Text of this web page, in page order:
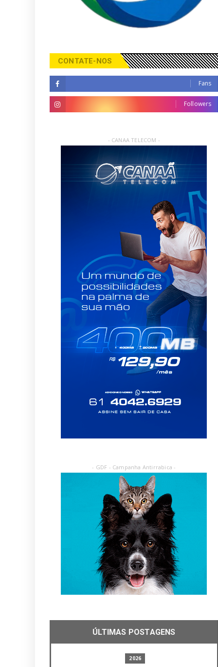
CONTATE-NOS
Fans
Followers
- CANAA TELECOM -
- GDF - Campanha Antirrabica -
ÚLTIMAS POSTAGENS
2026